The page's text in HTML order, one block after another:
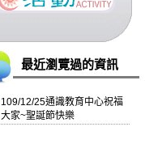
最近瀏覽過的資訊
109/12/25通識教育中心祝福
大家~聖誕節快樂